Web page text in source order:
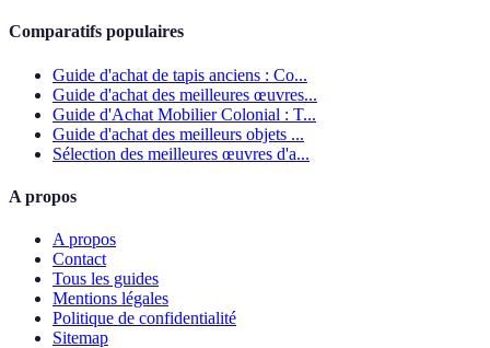
Comparatifs populaires
Guide d'achat de tapis anciens : Co...
Guide d'achat des meilleures œuvres...
Guide d'Achat Mobilier Colonial : T...
Guide d'achat des meilleurs objets ...
Sélection des meilleures œuvres d'a...
A propos
A propos
Contact
Tous les guides
Mentions légales
Politique de confidentialité
Sitemap